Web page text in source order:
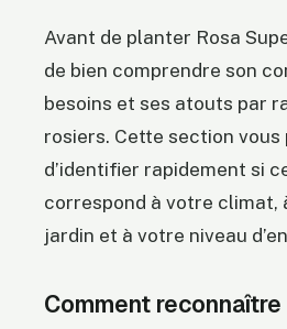
Avant de planter Rosa
de bien comprendre son
besoins et ses atouts par
rosiers. Cette section vous
d’identifier rapidement si
correspond à votre climat,
jardin et à votre niveau
Comment